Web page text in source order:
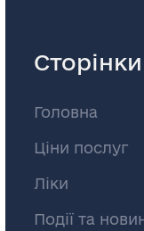
Сторінки
Головна
Ціни послуг
Ліки
Події та